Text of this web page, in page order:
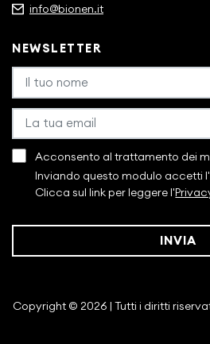
info@bionen.it
NEWSLETTER
Acconsento al trattamento dei
Inviando questo modulo accetti
Clicca sul link per leggere l'
INVIA
Copyright © 2026 | Tutti i diritti